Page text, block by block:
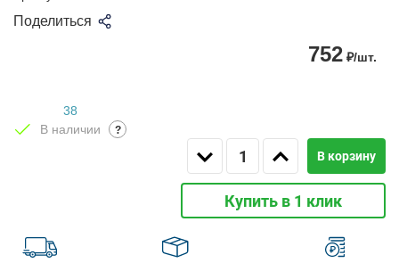
Поделиться
752 ₽/шт.
38
В наличии
?
В корзину
Купить в 1 клик